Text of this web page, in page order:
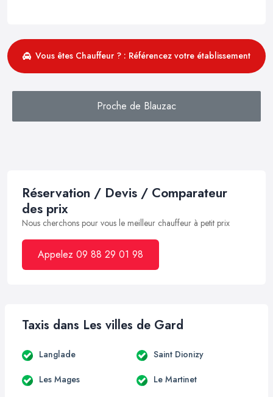
Vous êtes Chauffeur ? : Référencez votre établissement
Proche de Blauzac
Réservation / Devis / Comparateur
des prix
Nous cherchons pour vous le meilleur chauffeur à petit prix
Appelez 09 88 29 01 98
Taxis dans Les villes de Gard
Langlade Saint Dionizy
Les Mages Le Martinet